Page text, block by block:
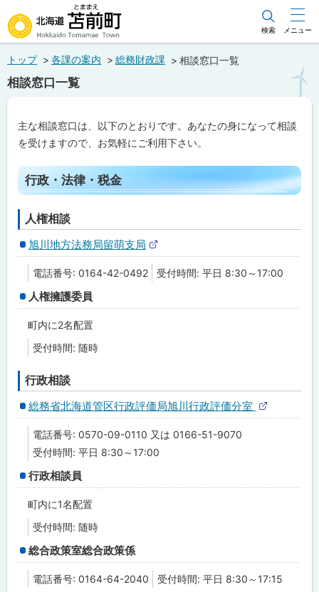
文
メ
ニ
北海道苫前町
Hokkaido Tomamae Town
検索 メニュー
トップ 各課の案内 総務財政課 相談窓口一覧
相談窓口一覧
主な相談窓口は、以下のとおりです。あなたの身になって相談
を受けますので、お気軽にご利用下さい。
ペ
ー
ジ
目
次
行
政
・
法
律
・
金
年
・
社
会
保
健
活
・
家
庭
ど
も
・
教
育
行政・法律・税金
人権相談
旭川地方法務局留萌支局
外
部
サ
電話番号: 0164-42-0492 受付時間: 平日 8:30～17:00
人権擁護委員
町内に2名配置
受付時間: 随時
行政相談
総務省北海道管区行政評価局旭川行政評価分室
外
電話番号: 0570-09-0110 又は 0166-51-9070
受付時間: 平日 8:30～17:00
行政相談員
町内に1名配置
受付時間: 随時
総合政策室総合政策係
電話番号: 0164-64-2040 受付時間: 平日 8:30～17:15